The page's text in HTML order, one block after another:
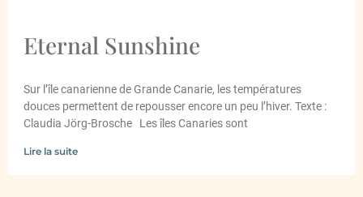
Eternal Sunshine
Sur l’île canarienne de Grande Canarie, les températures
douces permettent de repousser encore un peu l’hiver. Texte :
Claudia Jörg-Brosche Les îles Canaries sont
Lire la suite